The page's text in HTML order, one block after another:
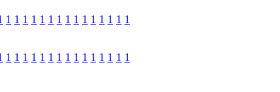
1 1 1 1 1 1 1 1 1 1 1 1 1 1 1
1 1 1 1 1 1 1 1 1 1 1 1 1 1 1